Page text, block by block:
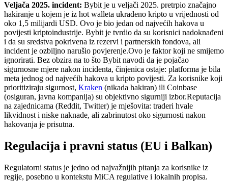
Veljača 2025. incident: Bybit je u veljači 2025. pretrpio značajno
hakiranje u kojem je iz hot walleta ukradeno kripto u vrijednosti od
oko 1,5 milijardi USD. Ovo je bio jedan od najvećih hakova u
povijesti kriptoindustrije. Bybit je tvrdio da su korisnici nadoknađeni
i da su sredstva pokrivena iz rezervi i partnerskih fondova, ali
incident je ozbiljno narušio povjerenje.Ovo je faktor koji ne smijemo
ignorirati. Bez obzira na to što Bybit navodi da je pojačao
sigurnosne mjere nakon incidenta, činjenica ostaje: platforma je bila
meta jednog od najvećih hakova u kripto povijesti. Za korisnike koji
prioritiziraju sigurnost, Kraken (nikada hakiran) ili Coinbase
(osiguran, javna kompanija) su objektivno sigurniji izbor.Reputacija
na zajednicama (Reddit, Twitter) je mješovita: traderi hvale
likvidnost i niske naknade, ali zabrinutost oko sigurnosti nakon
hakovanja je prisutna.
Regulacija i pravni status (EU i Balkan)
Regulatorni status je jedno od najvažnijih pitanja za korisnike iz
regije, posebno u kontekstu MiCA regulative i lokalnih propisa.